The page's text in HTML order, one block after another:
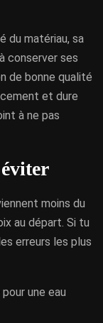
du matériau, sa
conserver ses
de bonne qualité
et dure
à ne pas
moins du
au départ. Si tu
erreurs les plus
une eau